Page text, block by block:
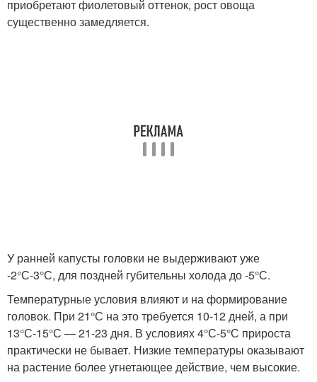
приобретают фиолетовый оттенок, рост овоща
существенно замедляется.
У ранней капусты головки не выдерживают уже
-2°С-3°С, для поздней губительны холода до -5°С.
Температурные условия влияют и на формирование
головок. При 21°С на это требуется 10-12 дней, а при
13°С-15°С — 21-23 дня. В условиях 4°С-5°С прироста
практически не бывает. Низкие температуры оказывают
на растение более угнетающее действие, чем высокие.